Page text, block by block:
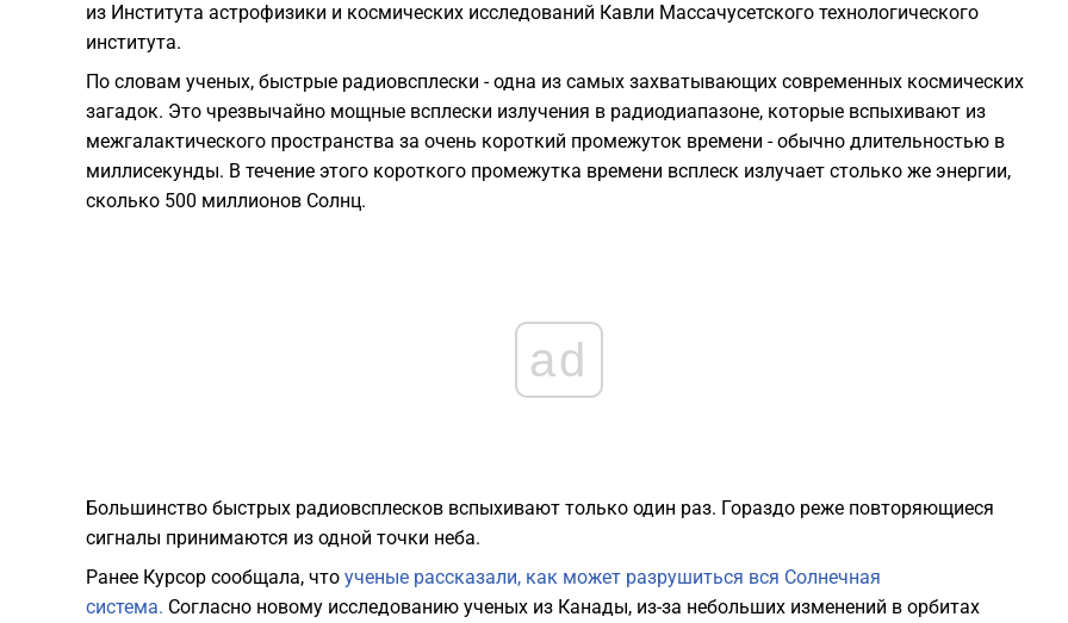
из Института астрофизики и космических исследований Кавли Массачусетского технологического
института.
По словам ученых, быстрые радиовсплески - одна из самых захватывающих современных космических
загадок. Это чрезвычайно мощные всплески излучения в радиодиапазоне, которые вспыхивают из
межгалактического пространства за очень короткий промежуток времени - обычно длительностью в
миллисекунды. В течение этого короткого промежутка времени всплеск излучает столько же энергии,
сколько 500 миллионов Солнц.
ad
Большинство быстрых радиовсплесков вспыхивают только один раз. Гораздо реже повторяющиеся
сигналы принимаются из одной точки неба.
Ранее Курсор сообщала, что ученые рассказали, как может разрушиться вся Солнечная
система. Согласно новому исследованию ученых из Канады, из-за небольших изменений в орбитах